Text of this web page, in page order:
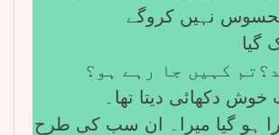
محسوس نہیں کروگے
گیا
کہیں جا رہے ہو؟
ہو گیا میرا۔ ان سب کی طرح